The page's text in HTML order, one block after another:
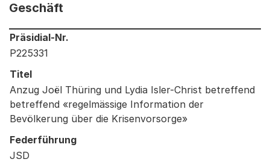
Geschäft
Informationen zum Ausgewählten Geschäft
Präsidial-Nr.
P225331
Titel
Anzug Joël Thüring und Lydia Isler-Christ betreffend
betreffend «regelmässige Information der
Bevölkerung über die Krisenvorsorge»
Federführung
JSD